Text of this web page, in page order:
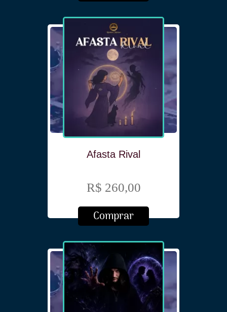
Afasta Rival
R$ 260,00
Comprar